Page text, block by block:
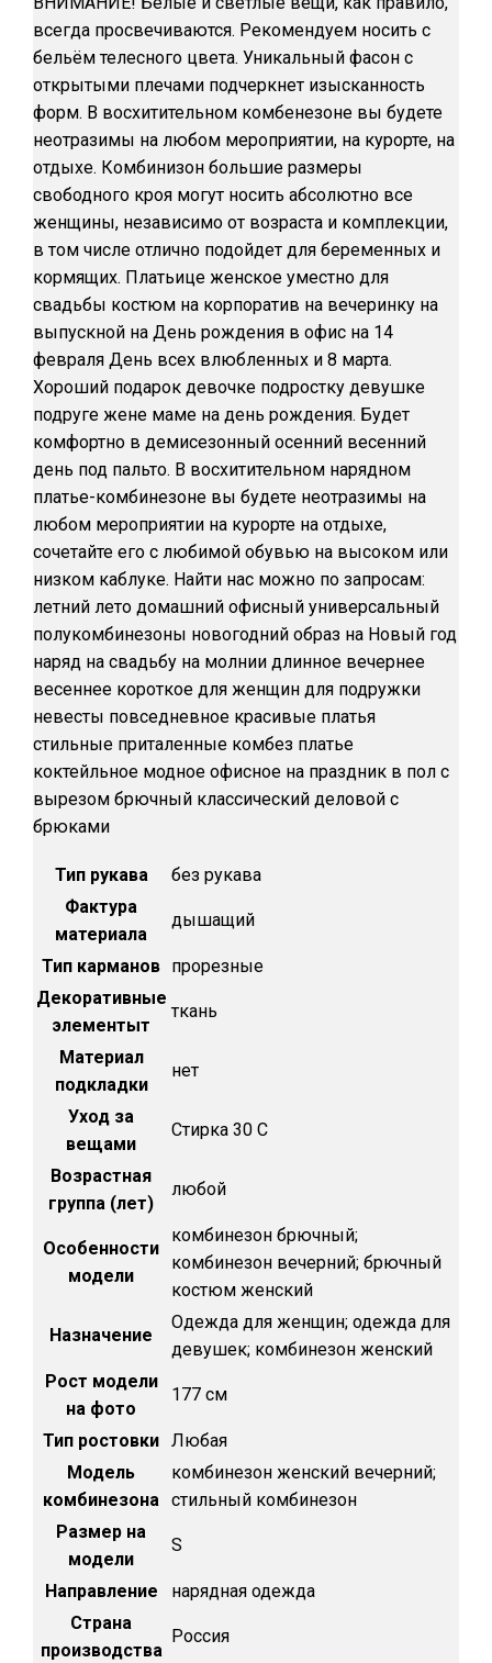
всегда просвечиваются. Рекомендуем носить с
бельём телесного цвета. Уникальный фасон с
открытыми плечами подчеркнет изысканность
форм. В восхитительном комбенезоне вы будете
неотразимы на любом мероприятии, на курорте, на
отдыхе. Комбинизон большие размеры
свободного кроя могут носить абсолютно все
женщины, независимо от возраста и комплекции,
в том числе отлично подойдет для беременных и
кормящих. Платьице женское уместно для
свадьбы костюм на корпоратив на вечеринку на
выпускной на День рождения в офис на 14
февраля День всех влюбленных и 8 марта.
Хороший подарок девочке подростку девушке
подруге жене маме на день рождения. Будет
комфортно в демисезонный осенний весенний
день под пальто. В восхитительном нарядном
платье-комбинезоне вы будете неотразимы на
любом мероприятии на курорте на отдыхе,
сочетайте его с любимой обувью на высоком или
низком каблуке. Найти нас можно по запросам:
летний лето домашний офисный универсальный
полукомбинезоны новогодний образ на Новый год
наряд на свадьбу на молнии длинное вечернее
весеннее короткое для женщин для подружки
невесты повседневное красивые платья
стильные приталенные комбез платье
коктейльное модное офисное на праздник в пол с
вырезом брючный классический деловой с
брюками
Тип рукава
без рукава
Фактура
материала
дышащий
Тип карманов прорезные
Декоративные
элементыт
ткань
Материал
подкладки
нет
Уход за
вещами
Стирка 30 С
Возрастная
группа (лет)
любой
Особенности
модели
комбинезон брючный;
комбинезон вечерний; брючный
костюм женский
Назначение
Одежда для женщин; одежда для
девушек; комбинезон женский
Рост модели
на фото
177 см
Тип ростовки Любая
Модель
комбинезона
комбинезон женский вечерний;
стильный комбинезон
Размер на
модели
S
Направление
нарядная одежда
Страна
производства
Россия